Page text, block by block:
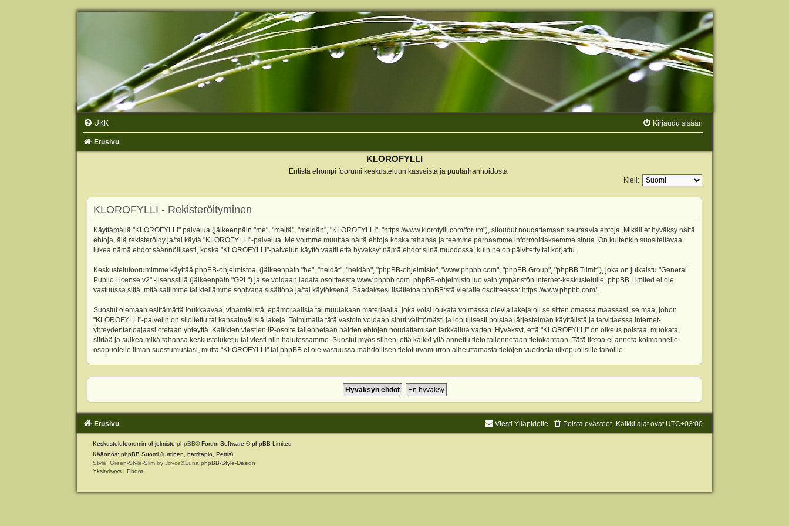
UKK Kirjaudu sisään
Etusivu
KLOROFYLLI
Entistä ehompi foorumi keskusteluun kasveista ja puutarhanhoidosta
Kieli:
KLOROFYLLI - Rekisteröityminen
Käyttämällä "KLOROFYLLI" palvelua (jälkeenpäin "me", "meitä", "meidän", "KLOROFYLLI", "https://www.klorofylli.com/forum"), sitoudut noudattamaan seuraavia ehtoja. Mikäli et hyväksy näitä
ehtoja, älä rekisteröidy ja/tai käytä "KLOROFYLLI"-palvelua. Me voimme muuttaa näitä ehtoja koska tahansa ja teemme parhaamme informoidaksemme sinua. On kuitenkin suositeltavaa
lukea nämä ehdot säännöllisesti, koska "KLOROFYLLI"-palvelun käyttö vaatii että hyväksyt nämä ehdot siinä muodossa, kuin ne on päivitetty tai korjattu.
Keskustelufoorumimme käyttää phpBB-ohjelmistoa, (jälkeenpäin "he", "heidät", "heidän", "phpBB-ohjelmisto", "www.phpbb.com", "phpBB Group", "phpBB Tiimit"), joka on julkaistu "General
Public License v2" -lisenssillä (jälkeenpäin "GPL") ja se voidaan ladata osoitteesta www.phpbb.com. phpBB-ohjelmisto luo vain ympäristön internet-keskustelulle. phpBB Limited ei ole
vastuussa siitä, mitä sallimme tai kiellämme sopivana sisältönä ja/tai käytöksenä. Saadaksesi lisätietoa phpBB:stä vieraile osoitteessa: https://www.phpbb.com/.
Suostut olemaan esittämättä loukkaavaa, vihamielistä, epämoraalista tai muutakaan materiaalia, joka voisi loukata voimassa olevia lakeja oli se sitten omassa maassasi, se maa, johon
"KLOROFYLLI"-palvelin on sijoitettu tai kansainvälisiä lakeja. Toimimalla tätä vastoin voidaan sinut välittömästi ja lopullisesti poistaa järjestelmän käyttäjistä ja tarvittaessa internet-
yhteydentarjoajaasi otetaan yhteyttä. Kaikkien viestien IP-osoite tallennetaan näiden ehtojen noudattamisen tarkkailua varten. Hyväksyt, että "KLOROFYLLI" on oikeus poistaa, muokata,
siirtää ja sulkea mikä tahansa keskusteluketju tai viesti niin halutessamme. Suostut myös siihen, että kaikki yllä annettu tieto tallennetaan tietokantaan. Tätä tietoa ei anneta kolmannelle
osapuolelle ilman suostumustasi, mutta "KLOROFYLLI" tai phpBB ei ole vastuussa mahdollisen tietoturvamurron aiheuttamasta tietojen vuodosta ulkopuolisille tahoille.
Etusivu Kaikki ajat ovat UTC+03:00
Poista evästeet
Viesti Ylläpidolle
Keskustelufoorumin ohjelmisto phpBB® Forum Software © phpBB Limited
Käännös: phpBB Suomi (lurttinen, harritapio, Pettis)
Style: Green-Style-Slim by Joyce&Luna phpBB-Style-Design
Yksityisyys | Ehdot